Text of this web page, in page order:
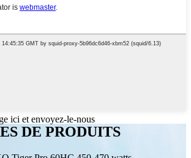
ici et envoyez-le-nous
DE PRODUITS